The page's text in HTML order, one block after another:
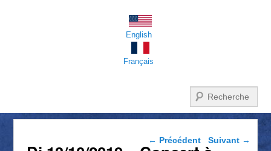
English
Français
Navigation dans les
← Précédent Suivant →